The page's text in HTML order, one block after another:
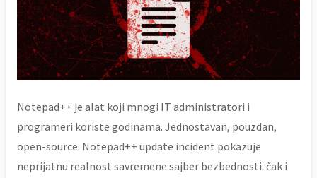
Notepad++ je alat koji mnogi IT administratori i
programeri koriste godinama. Jednostavan, pouzdan,
open-source. Notepad++ update incident pokazuje
neprijatnu realnost savremene sajber bezbednosti: čak i